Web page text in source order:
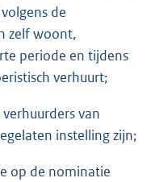
de
zelf woont,
periode en tijdens
verhuurt;
van
instelling zijn;
op de nominatie